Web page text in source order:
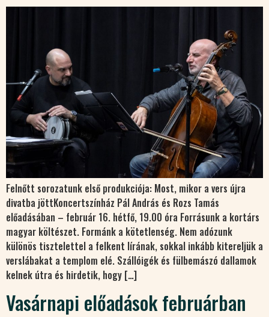
Felnőtt sorozatunk első produkciója: Most, mikor a vers újra
divatba jöttKoncertszínház Pál András és Rozs Tamás
előadásában – február 16. hétfő, 19.00 óra Forrásunk a kortárs
magyar költészet. Formánk a kötetlenség. Nem adózunk
különös tisztelettel a felkent lírának, sokkal inkább kitereljük a
verslábakat a templom elé. Szállóigék és fülbemászó dallamok
kelnek útra és hirdetik, hogy […]
Vasárnapi előadások februárban